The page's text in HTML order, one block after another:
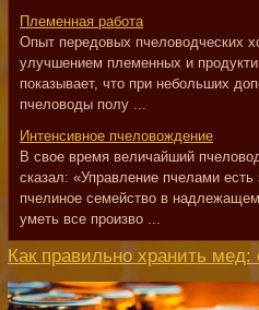
Племенная работа
Опыт передовых пчеловодческих
улучшением племенных и
показывает, что при небольших
пчеловоды полу ...
Интенсивное пчеловождение
В свое время величайший
сказал: «Управление пчелами
пчелиное семейство в
уметь все произво ...
Как правильно хранить мед: